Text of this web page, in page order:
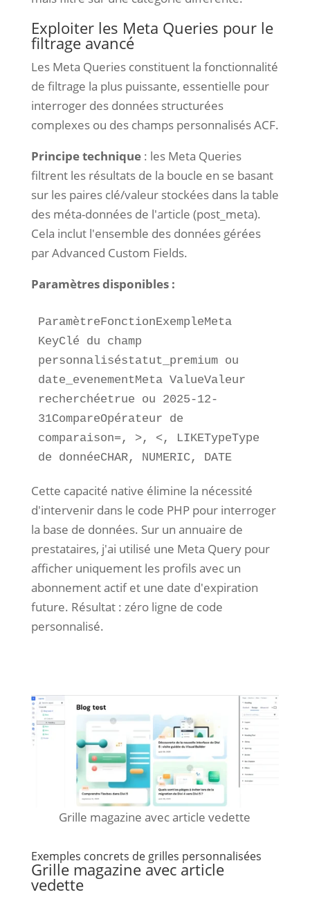
Exploiter les Meta Queries pour le
filtrage avancé
Les Meta Queries constituent la fonctionnalité
de filtrage la plus puissante, essentielle pour
interroger des données structurées
complexes ou des champs personnalisés ACF.
Principe technique: les Meta Queries
filtrent les résultats de la boucle en se basant
sur les paires clé/valeur stockées dans la table
des méta-données de l'article (post_meta).
Cela inclut l'ensemble des données gérées
par Advanced Custom Fields.
Paramètres disponibles :
ParamètreFonctionExempleMeta
KeyClé du champ
personnaliséstatut_premium
date_evenementMeta ValueValeur
recherchéetrue ou 2025-12-
31CompareOpérateur de
comparaison=, >, <, LIKETypeType
de donnéeCHAR, NUMERIC, DATE
Cette capacité native élimine la nécessité
d'intervenir dans le code PHP pour interroger
la base de données. Sur un annuaire de
prestataires, j'ai utilisé une Meta Query pour
afficher uniquement les profils avec un
abonnement actif et une date d'expiration
future. Résultat : zéro ligne de code
personnalisé.
Grille magazine avec article vedette
Exemples concrets de grilles personnalisées
Grille magazine avec article
vedette